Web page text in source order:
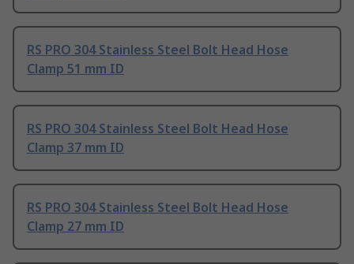
RS PRO 304 Stainless Steel Bolt Head Hose
Clamp 51 mm ID
RS PRO 304 Stainless Steel Bolt Head Hose
Clamp 37 mm ID
RS PRO 304 Stainless Steel Bolt Head Hose
Clamp 27 mm ID